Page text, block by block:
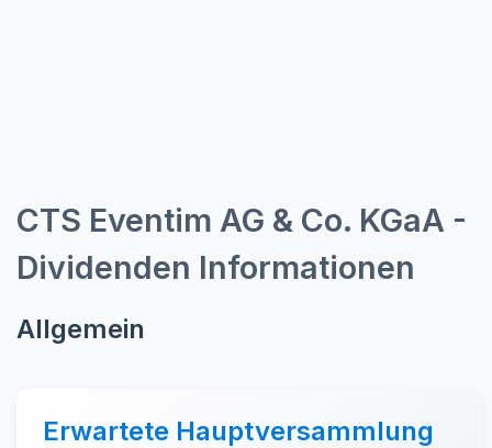
CTS Eventim AG & Co. KGaA -
Dividenden Informationen
Allgemein
Erwartete Hauptversammlung